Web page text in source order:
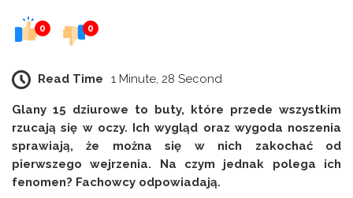
0 0
Read Time 1 Minute, 28 Second
Glany 15 dziurowe to buty, które przede wszystkim
rzucają się w oczy. Ich wygląd oraz wygoda noszenia
sprawiają, że można się w nich zakochać od
pierwszego wejrzenia. Na czym jednak polega ich
fenomen? Fachowcy odpowiadają.